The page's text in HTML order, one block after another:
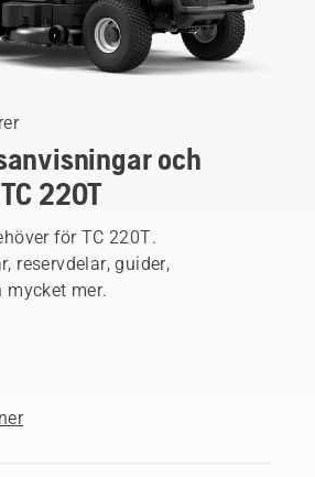
och
220T
för TC 220T.
reservdelar, guider,
mycket mer.